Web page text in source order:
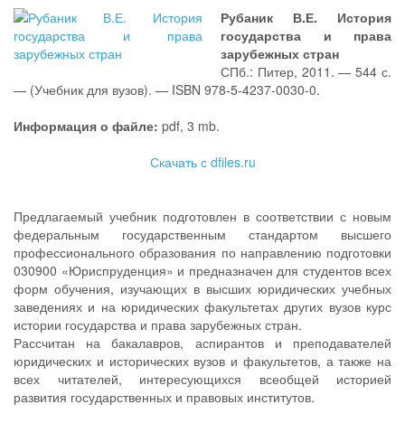
Рубаник В.Е. История
государства и права
зарубежных стран
СПб.: Питер, 2011. — 544 с.
— (Учебник для вузов). — ISBN 978-5-4237-0030-0.
Информация о файле: pdf, 3 mb.
Скачать с dfiles.ru
Предлагаемый учебник подготовлен в соответствии с новым
федеральным государственным стандартом высшего
профессионального образования по направлению подготовки
030900 «Юриспруденция» и предназначен для студентов всех
форм обучения, изучающих в высших юридических учебных
заведениях и на юридических факультетах других вузов курс
истории государства и права зарубежных стран.
Рассчитан на бакалавров, аспирантов и преподавателей
юридических и исторических вузов и факультетов, а также на
всех читателей, интересующихся всеобщей историей
развития государственных и правовых институтов.